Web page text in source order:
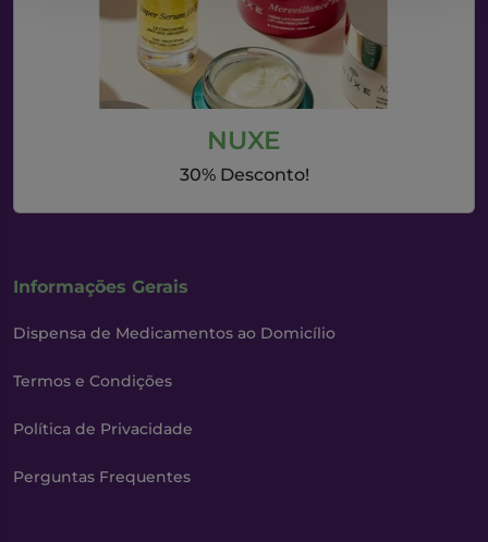
NUXE
30% Desconto!
Informações Gerais
Dispensa de Medicamentos ao Domicílio
Termos e Condições
Política de Privacidade
Perguntas Frequentes